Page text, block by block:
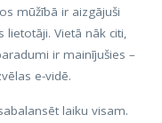
mūžībā ir aizgājuši
lietotāji. Vietā nāk citi,
ir mainījušies –
e-vidē.
laiku visam.